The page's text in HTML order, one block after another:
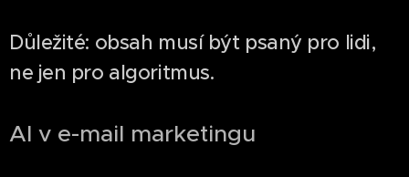
Důležité: obsah musí být psaný pro lidi,
ne jen pro algoritmus.
AI v e-mail marketingu